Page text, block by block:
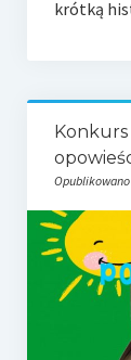
krótką
Konkurs